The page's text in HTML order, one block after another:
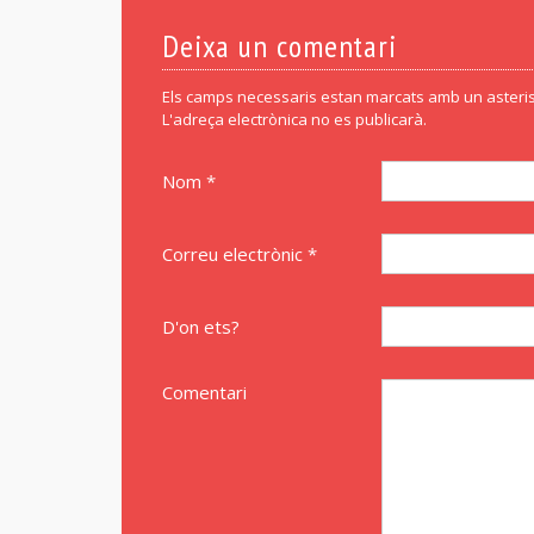
Deixa un comentari
Els camps necessaris estan marcats amb un
L'adreça electrònica no es publicarà.
Nom *
Correu electrònic *
D'on ets?
Comentari